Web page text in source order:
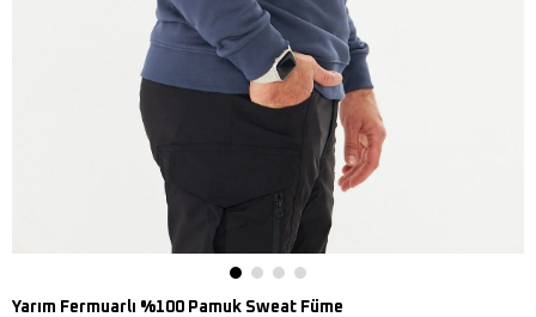
Yarım Fermuarlı %100 Pamuk Sweat Füme